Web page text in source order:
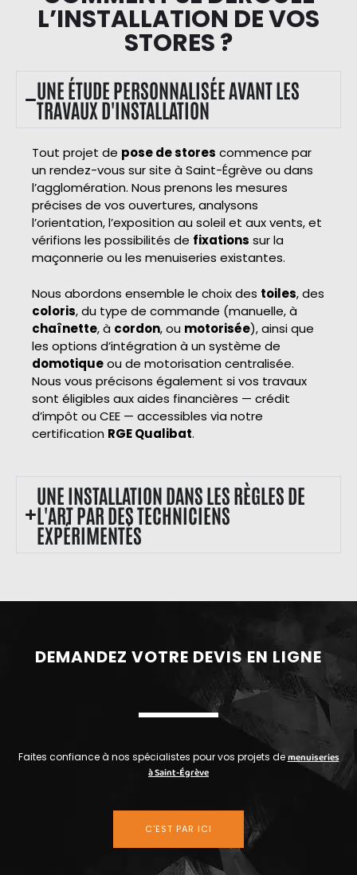
L’INSTALLATION DE VOS
STORES ?
UNE ÉTUDE PERSONNALISÉE AVANT LES
TRAVAUX D'INSTALLATION
Tout projet de pose de stores commence par
un rendez-vous sur site à Saint-Égrève ou dans
l’agglomération. Nous prenons les mesures
précises de vos ouvertures, analysons
l’orientation, l’exposition au soleil et aux vents, et
vérifions les possibilités de fixations sur la
maçonnerie ou les menuiseries existantes.
Nous abordons ensemble le choix des toiles, des
coloris, du type de commande (manuelle, à
chaînette, à cordon, ou motorisée), ainsi que
les options d’intégration à un système de
domotiqueou de motorisation centralisée.
Nous vous précisons également si vos travaux
sont éligibles aux aides financières — crédit
d’impôt ou CEE — accessibles via notre
certification RGE Qualibat.
UNE INSTALLATION DANS LES RÈGLES DE
L'ART PAR DES TECHNICIENS
EXPÉRIMENTÉS
DEMANDEZ VOTRE DEVIS EN LIGNE
Faites confiance à nos spécialistes pour vos projets demenuiseries
à Saint-Égrève
C'EST PAR ICI